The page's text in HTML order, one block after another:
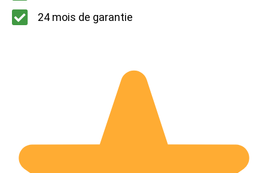
24 mois de garantie